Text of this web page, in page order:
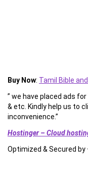
Buy Now: Tamil Bible
” we have placed ads
& etc. Kindly help us to
inconvenience.”
Hostinger – Cloud
Optimized & Secured by